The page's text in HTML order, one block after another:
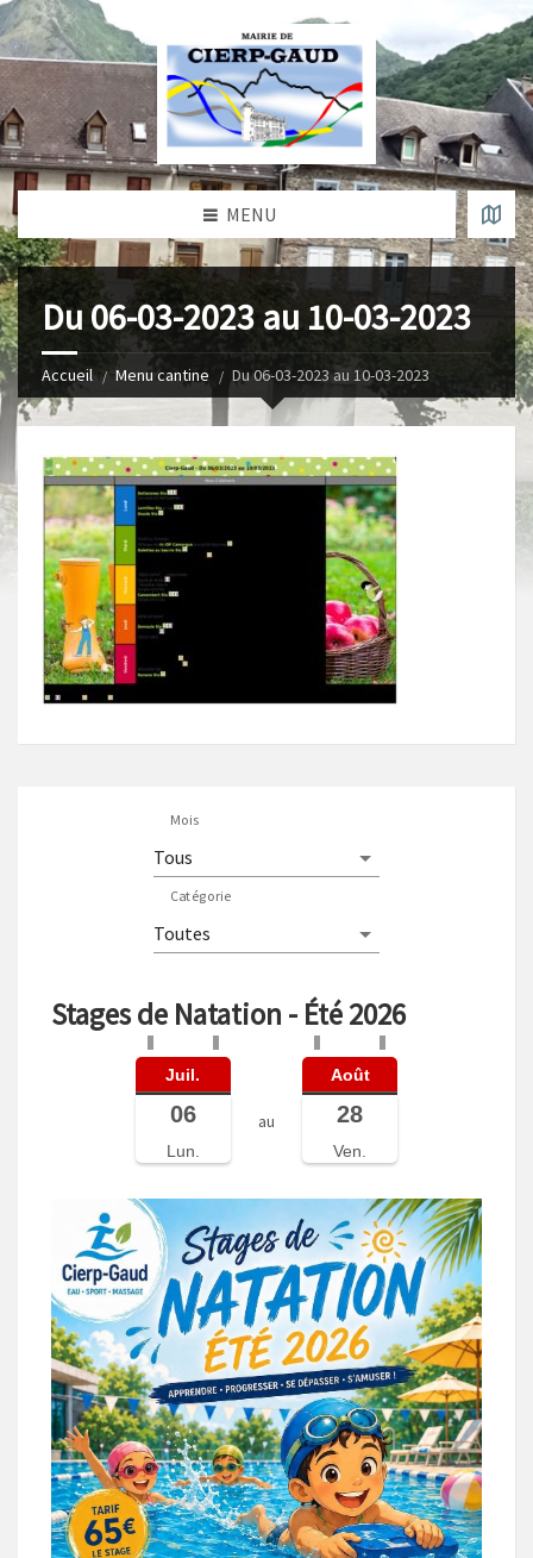
MENU
Du 06-03-2023 au 10-03-2023
Accueil Menu cantine Du 06-03-2023 au 10-03-2023
Mois
Catégorie
Stages de Natation - Été 2026
Juil.
06
Lun.
au
Août
28
Ven.